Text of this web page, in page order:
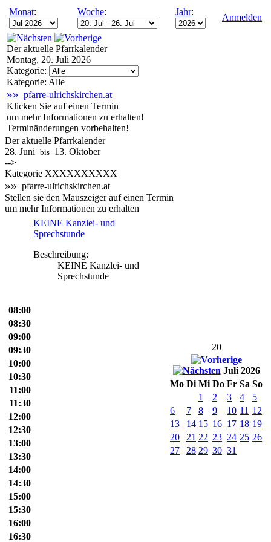
Monat: Woche: Jahr:
Anmelden
Der aktuelle Pfarrkalender
Montag, 20. Juli 2026
Kategorie:
Kategorie: Alle
»» pfarre-ulrichskirchen.at
Klicken Sie auf einen Termin
um mehr Informationen zu erhalten!
Terminänderungen vorbehalten!
Der aktuelle Pfarrkalender
28. Juni
bis
13. Oktober
-->
Kategorie XXXXXXXXXX
»» pfarre-ulrichskirchen.at
Stellen sie den Mauszeiger auf einen Termin
um mehr Informationen zu erhalten
KEINE Kanzlei- und
Sprechstunde
Beschreibung:
KEINE Kanzlei- und
Sprechstunde
08:00
08:30
09:00
09:30
10:00
10:30
11:00
11:30
12:00
12:30
13:00
13:30
14:00
14:30
15:00
15:30
16:00
16:30
20
Juli 2026
Mo Di Mi Do Fr Sa So
1
2 3 4
5
6
7 8 9 10 11 12
13
14 15 16 17 18 19
20
21 22 23 24 25 26
27
28 29 30 31